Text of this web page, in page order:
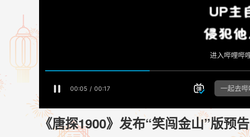
《唐探1900》发布“笑闯金山”版预告